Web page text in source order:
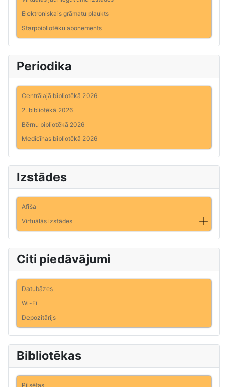
Elektroniskais grāmatu plaukts
Starpbibliotēku abonements
Periodika
Centrālajā bibliotēkā 2026
2. bibliotēkā 2026
Bērnu bibliotēkā 2026
Medicīnas bibliotēkā 2026
Izstādes
Afiša
Virtuālās izstādes
Citi piedāvājumi
Datubāzes
Wi-Fi
Depozitārijs
Bibliotēkas
Pilsētas